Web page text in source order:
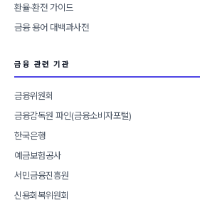
환율·환전 가이드
금융 용어 대백과사전
금융 관련 기관
금융위원회
금융감독원 파인(금융소비자포털)
한국은행
예금보험공사
서민금융진흥원
신용회복위원회